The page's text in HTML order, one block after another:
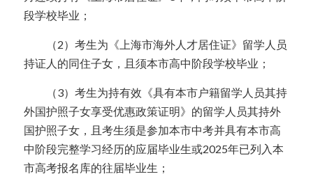
段学校毕业；
（2）考生为《上海市海外人才居住证》留学人员
持证人的同住子女，且须本市高中阶段学校毕业；
（3）考生为持有效《具有本市户籍留学人员其持
外国护照子女享受优惠政策证明》的留学人员其持外
国护照子女，且考生须是参加本市中考并具有本市高
中阶段完整学习经历的应届毕业生或2025年已列入本
市高考报名库的往届毕业生；